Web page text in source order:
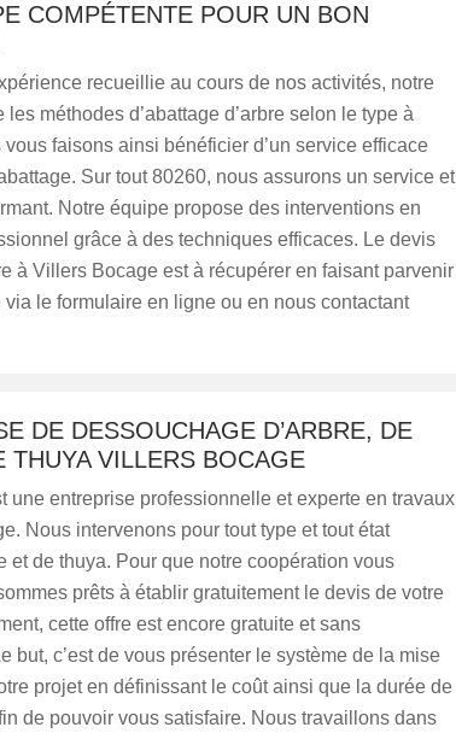
COMPÉTENTE POUR UN BON
recueillie au cours de nos activités, notre
méthodes d’abattage d’arbre selon le type à
faisons ainsi bénéficier d’un service efficace
Sur tout 80260, nous assurons un service et
Notre équipe propose des interventions en
grâce à des techniques efficaces. Le devis
à Villers Bocage est à récupérer en faisant parvenir
via le formulaire en ligne ou en nous contactant
DE DESSOUCHAGE D’ARBRE, DE
THUYA VILLERS BOCAGE
une entreprise professionnelle et experte en travaux
Nous intervenons pour tout type et tout état
et de thuya. Pour que notre coopération vous
prêts à établir gratuitement le devis de votre
cette offre est encore gratuite et sans
but, c’est de vous présenter le système de la mise
projet en définissant le coût ainsi que la durée de
de pouvoir vous satisfaire. Nous travaillons dans